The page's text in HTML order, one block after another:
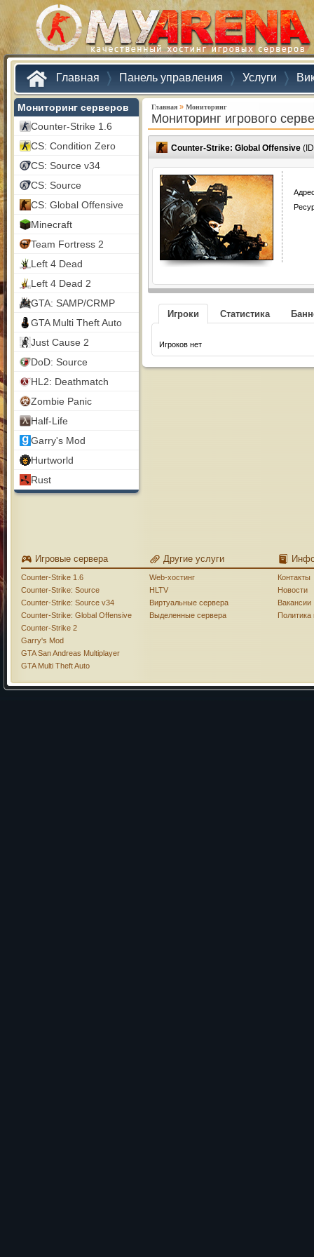
Главная Панель управления Услуги
Мониторинг серверов
Counter-Strike 1.6
CS: Condition Zero
CS: Source v34
CS: Source
CS: Global Offensive
Minecraft
Team Fortress 2
Left 4 Dead
Left 4 Dead 2
GTA: SAMP/CRMP
GTA Multi Theft Auto
Just Cause 2
DoD: Source
HL2: Deathmatch
Zombie Panic
Half-Life
Garry's Mod
Hurtworld
Rust
Главная » Мониторинг
Мониторинг игрового
Counter-Strike: Global Offensive
Игроки Статистика
Игроков нет
Игровые сервера
Counter-Strike 1.6
Counter-Strike: Source
Counter-Strike: Source v34
Counter-Strike: Global Offensive
Counter-Strike 2
Garry's Mod
GTA San Andreas Multiplayer
GTA Multi Theft Auto
Другие услуги
Web-хостинг
HLTV
Виртуальные сервера
Выделенные сервера
Контакты
Новости
Вакансии
Политика